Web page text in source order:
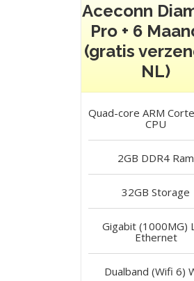
Aceconn
Pro + 6
(gratis
NL)
Quad-core ARM
CPU
2GB DDR4 Ram
32GB Storage
Gigabit (1000MG)
Ethernet
Dualband (Wifi 6)